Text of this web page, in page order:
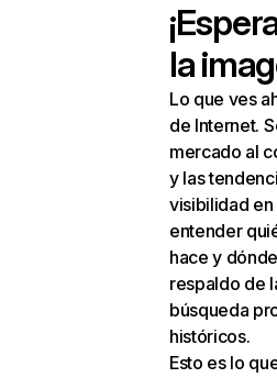
la
Lo que ves
de Internet.
mercado al
y las
visibilidad en
entender
hace y
respaldo de
búsqueda
históricos.
Esto es lo